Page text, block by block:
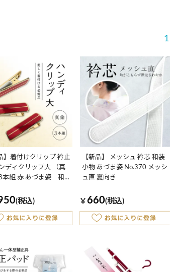
1
】着付けクリップ 衿止
ディクリップ大 （真
本組 赤 あづま姿 和装
(税込)
【新品】 メッシュ 衿芯 和装
小物 あづま姿 No.370 メッシ
ュ直 夏向き
￥ 660(税込)